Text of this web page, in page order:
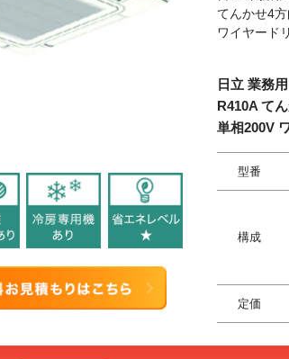
てんかせ4
ワイヤード
日立 業務
R410A て
単相200V
型番
構成
定価